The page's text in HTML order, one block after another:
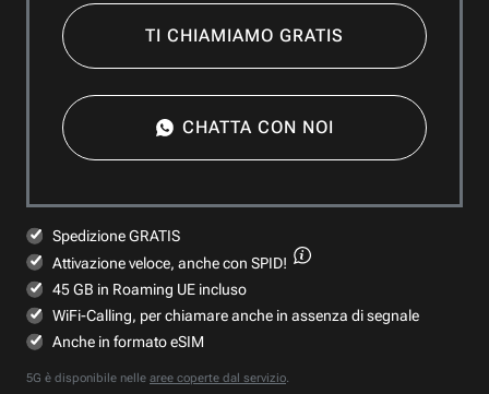
TI CHIAMIAMO GRATIS
CHATTA CON NOI
Spedizione GRATIS
Attivazione veloce, anche con SPID!
45 GB in Roaming UE incluso
WiFi-Calling, per chiamare anche in assenza di segnale
Anche in formato eSIM
5G è disponibile nelle aree coperte dal servizio.